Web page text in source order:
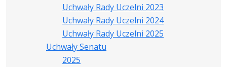
Uchwały Rady Uczelni 2023
Uchwały Rady Uczelni 2024
Uchwały Rady Uczelni 2025
Uchwały Senatu
2025